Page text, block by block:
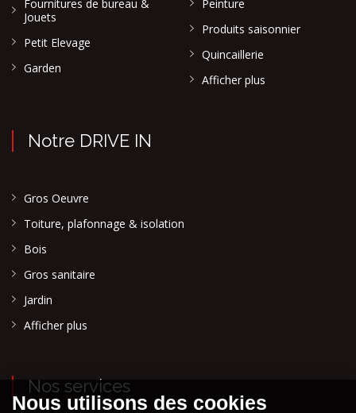
Fournitures de bureau &
Jouets
Petit Elevage
Garden
Peinture
Produits saisonnier
Quincaillerie
Afficher plus
Notre DRIVE IN
Gros Oeuvre
Toiture, plafonnage & isolation
Bois
Gros sanitaire
Jardin
Afficher plus
Nos services